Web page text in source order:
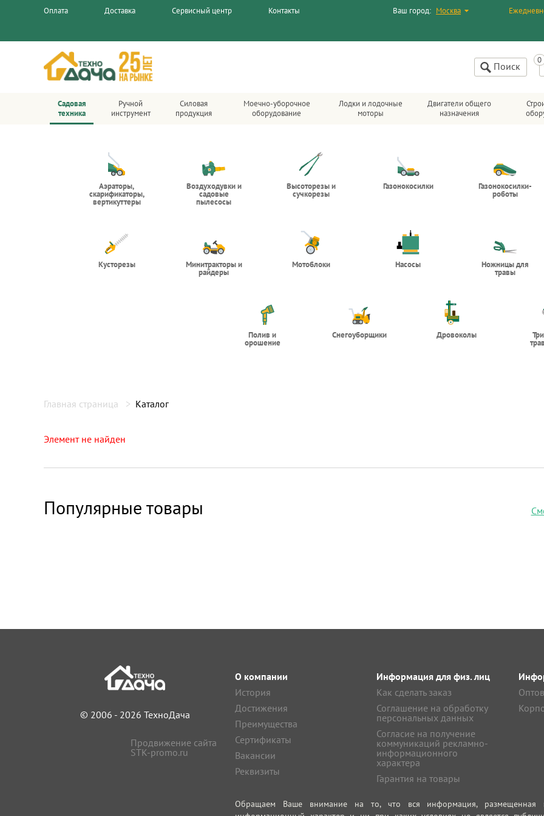
Оплата Доставка Сервисный центр Контакты Ваш город: Москва
Поиск
Садовая
техника
Ручной
инструмент
Силовая
продукция
Моечно-уборочное
оборудование
Лодки и лодочные
моторы
Двигатели общего
назначения
Аэраторы,
скарификаторы,
вертикуттеры
Воздуходувки и
садовые
пылесосы
Высоторезы и
сучкорезы
Газонокосилки Газонокосилки-
роботы
Кусторезы Минитракторы и
райдеры
Мотоблоки Насосы Ножницы для
травы
Полив и
орошение
Снегоуборщики Дровоколы
Главная страница Каталог
Элемент не найден
Популярные товары
© 2006 - 2026 ТехноДача
Продвижение сайта
STK-promo.ru
О компании
История
Достижения
Преимущества
Сертификаты
Вакансии
Реквизиты
Информация для физ. лиц
Как сделать заказ
Соглашение на обработку
персональных данных
Согласие на получение
коммуникаций рекламно-
информационного
характера
Гарантия на товары
Обращаем Ваше внимание на то, что вся информация, размещенная